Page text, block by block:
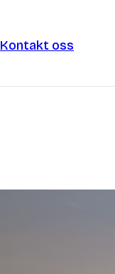
Kontakt oss